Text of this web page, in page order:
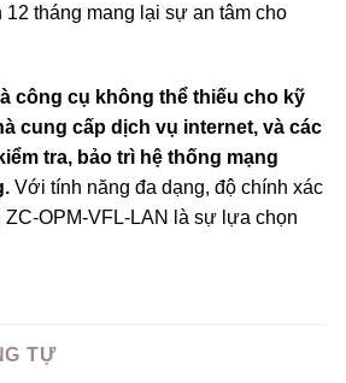
12 tháng mang lại sự an tâm cho
công cụ không thể thiếu cho kỹ
cung cấp dịch vụ internet, và các
tra, bảo trì hệ thống mạng
Với tính năng đa dạng, độ chính xác
OPM-VFL-LAN là sự lựa chọn
TỰ